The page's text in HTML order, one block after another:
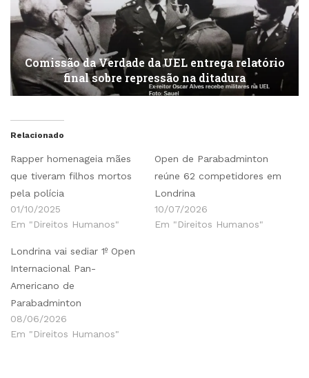
Comissão da Verdade da UEL entrega relatório
final sobre repressão na ditadura
Relacionado
Rapper homenageia mães
que tiveram filhos mortos
pela polícia
01/10/2025
Em "Direitos Humanos"
Open de Parabadminton
reúne 62 competidores em
Londrina
10/07/2026
Em "Direitos Humanos"
Londrina vai sediar 1º Open
Internacional Pan-
Americano de
Parabadminton
08/06/2026
Em "Direitos Humanos"